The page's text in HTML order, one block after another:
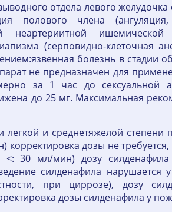
отдела левого желудочка
полового члена
неартериитной
(серповидно-клеточная
болезнь в стадии
не предназначен для
за 1 час до сексуальной
до 25 мг. Максимальная
легкой и среднетяжелой степени
корректировка дозы не
<: 30 мл/мин) дозу силденафила
силденафила
при циррозе), дозу
дозы силденафила у